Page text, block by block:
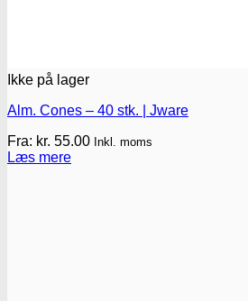
Ikke på lager
Alm. Cones – 40 stk. | Jware
Fra: kr. 55.00 Inkl. moms
Læs mere